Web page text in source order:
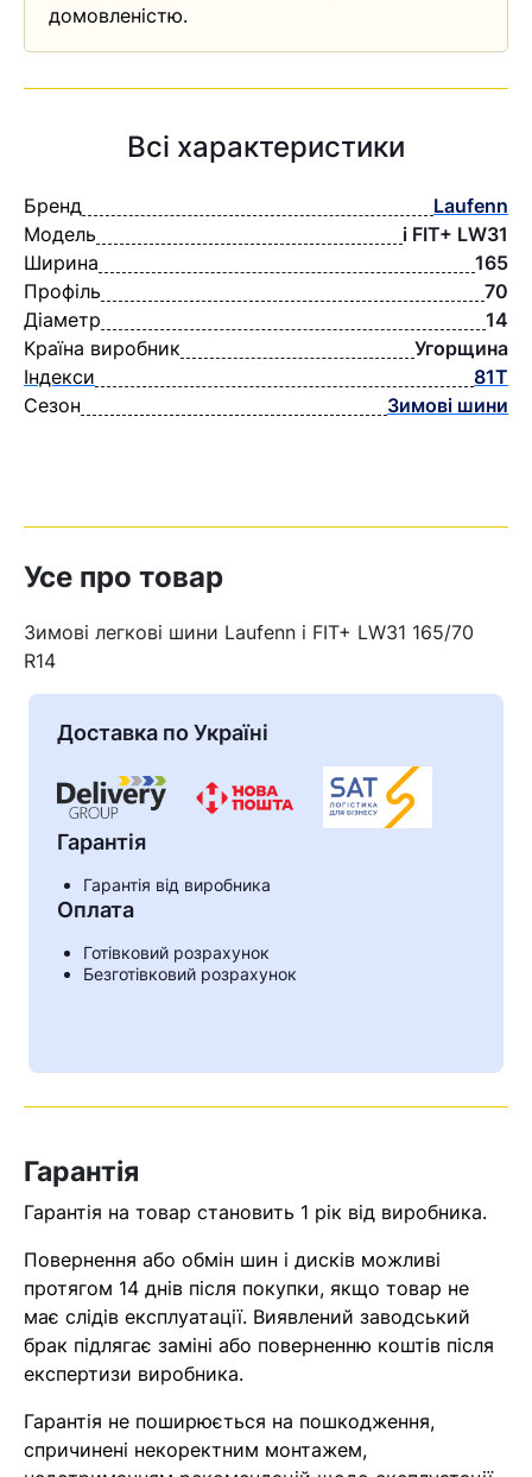
Кошик
Ваш номер надіслано.
домовленістю.
Всі характеристики
Бренд
Laufenn
Модель
i FIT+ LW31
Ширина
165
Профіль
70
Діаметр
14
Країна виробник
Угорщина
Індекси
81T
Сезон
Зимові шини
Усе про товар
Зимові легкові шини Laufenn i FIT+ LW31 165/70
R14
Доставка по Україні
Гарантія
Гарантія від виробника
Оплата
Готівковий розрахунок
Безготівковий розрахунок
Гарантія
Гарантія на товар становить 1 рік від виробника.
Повернення або обмін шин і дисків можливі
протягом 14 днів після покупки, якщо товар не
має слідів експлуатації. Виявлений заводський
брак підлягає заміні або поверненню коштів після
експертизи виробника.
Гарантія не поширюється на пошкодження,
спричинені некоректним монтажем,